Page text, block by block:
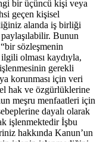
bir üçüncü kişi veya
geçen kişisel
alanda iş birliği
Bunun
sözleşmenin
olması kaydıyla,
gerekli
korunması için veri
hak ve özgürlüklerine
meşru menfaatleri için
dayalı olarak
işlenmektedir İşbu
hakkında Kanun’un